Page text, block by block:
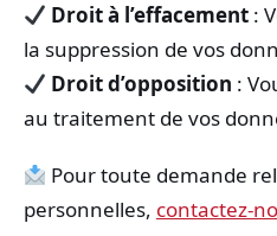
Droit à l’effacement :
la suppression de vos
Droit d’opposition :
au traitement de vos
Pour toute demande
personnelles, contactez-